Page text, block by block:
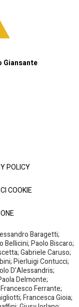
Giansante
POLICY
COOKIE
Baragetti;
Paolo Biscaro;
Gabriele Caruso;
Pierluigi Contucci;
D’Alessandris;
Delmonte;
Ferrante;
Francesca Gioia;